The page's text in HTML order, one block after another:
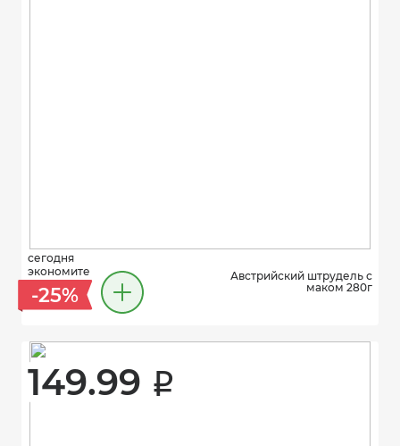
сегодня
экономите
-25%
Австрийский штрудель с
маком 280г
149.99 i